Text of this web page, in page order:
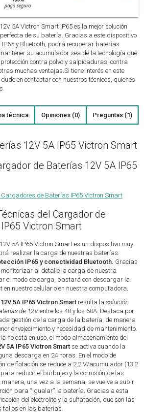
5A Victron Smart IP65 es la mejor solución
de su batería. Gracias a este dispositivo
IP65 y Bluetooth, podrá recuperar baterías
su acumulador sea de la tecnología que
contra polvo y salpicaduras, contra
muchas ventajas.Si tiene interés en este
en contactar con nuestros técnicos, quienes
técnica Opiniones (0) Preguntas (1)
12V 5A IP65 Victron Smart
de Baterías 12V 5A IP65
Cargadores de Baterías IP65 Victron Smart
del Cargador de
Victron Smart
5A IP65 Victron Smart es un dispositivo muy
realizar la carga de nuestras baterías.
IP65 y conectividad Bluetooth. Gracias
monitorizar al detalle la carga de nuestra
el modo de carga, bastará con descargar la
en nuestro celular o en nuestra computadora.
5A IP65 Victron Smart resulta lasolución
de 12Ventre los 40 y los 60A. Destaca por
gestión de la carga de la batería, de manera
envejecimiento y necesidad de mantenimiento.
no está en uso, el modo almacenamiento del
5A IP65 Victron Smart se activa cuando la
descarga en 24 horas. En el modo de
de flotación se reduce a 2,2 V/acumulador (13,2
reducir el burbujeo y la corrosión de las
una vez a la semana, se vuelve a subir
para “igualar” la batería. Gracias a esta
del electrolito y la sulfatación, que son las
fallos en las baterías.